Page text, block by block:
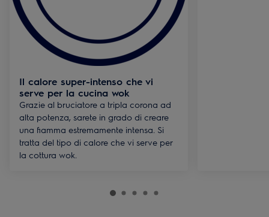
Il calore super-intenso che vi
serve per la cucina wok
Grazie al bruciatore a tripla corona ad
alta potenza, sarete in grado di creare
una fiamma estremamente intensa. Si
tratta del tipo di calore che vi serve per
la cottura wok.